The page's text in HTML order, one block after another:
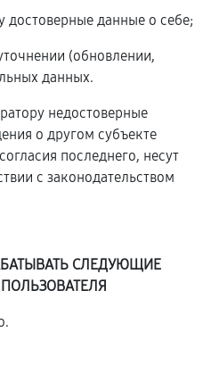
достоверные данные о себе;
(обновлении,
данных.
недостоверные
о другом субъекте
последнего, несут
с законодательством
СЛЕДУЮЩИЕ